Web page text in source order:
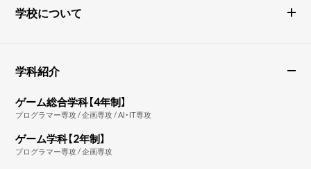
学校について
学科紹介
ゲーム総合学科【4年制】
プログラマー専攻 / 企画専攻 / AI・IT専攻
ゲーム学科【2年制】
プログラマー専攻 / 企画専攻